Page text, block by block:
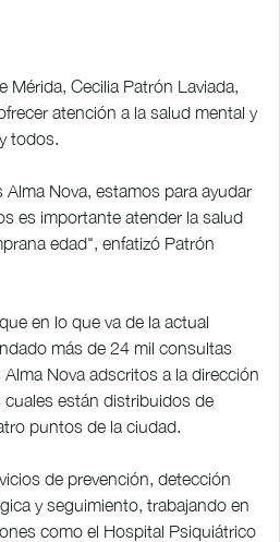
Mérida, Cecilia Patrón Laviada,
atención a la salud mental y
todos.
Nova, estamos para ayudar
es importante atender la salud
edad", enfatizó Patrón
en lo que va de la actual
más de 24 mil consultas
Nova adscritos a la dirección
están distribuidos de
puntos de la ciudad.
de prevención, detección
y seguimiento, trabajando en
como el Hospital Psiquiátrico